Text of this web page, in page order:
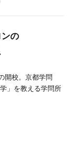
の
開校。京都学問
」を教える学問所